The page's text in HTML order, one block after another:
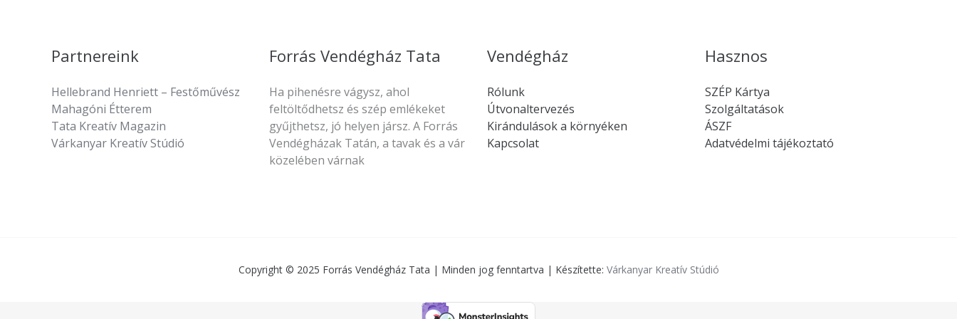
Partnereink
Hellebrand Henriett – Festőművész
Mahagóni Étterem
Tata Kreatív Magazin
Várkanyar Kreatív Stúdió
Forrás Vendégház Tata
Ha pihenésre vágysz, ahol
feltöltődhetsz és szép emlékeket
gyűjthetsz, jó helyen jársz. A Forrás
Vendégházak Tatán, a tavak és a vár
közelében várnak
Vendégház
Rólunk
Útvonaltervezés
Kirándulások a környéken
Kapcsolat
Hasznos
SZÉP Kártya
Szolgáltatások
ÁSZF
Adatvédelmi tájékoztató
Copyright © 2025 Forrás Vendégház Tata | Minden jog fenntartva | Készítette: Várkanyar Kreatív Stúdió